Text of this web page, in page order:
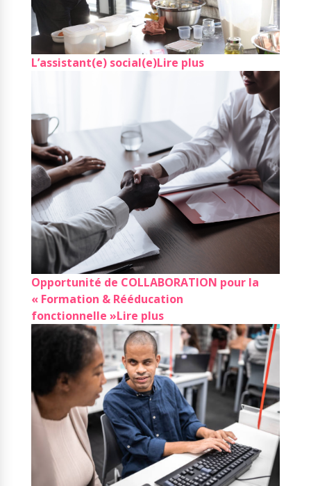
L’assistant(e) social(e)Lire plus
Opportunité de COLLABORATION pour la
« Formation & Rééducation
fonctionnelle »Lire plus